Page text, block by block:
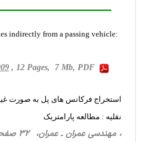
indirectly from a passing vehicle:
, 12 Pages, 7 Mb, PDF
استخراج فرکانس های پل به صورت
نقلیه : مطالعه پارامتریک